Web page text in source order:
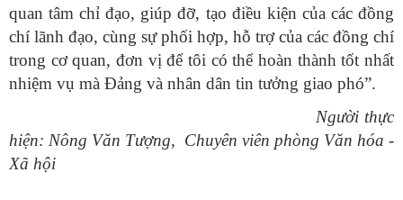
quan tâm chỉ đạo, giúp đỡ, tạo điều kiện của các đồng
chí lãnh đạo, cùng sự phối hợp, hỗ trợ của các đồng chí
trong cơ quan, đơn vị để tôi có thể hoàn thành tốt nhất
nhiệm vụ mà Đảng và nhân dân tin tưởng giao phó”.
Người thực
hiện: Nông Văn Tượng, Chuyên viên phòng Văn hóa -
Xã hội